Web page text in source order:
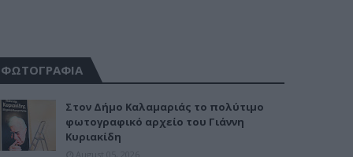
ΦΩΤΟΓΡΑΦΙΑ
Στον Δήμο Καλαμαριάς το πολύτιμο
φωτογραφικό αρχείο του Γιάννη
Κυριακίδη